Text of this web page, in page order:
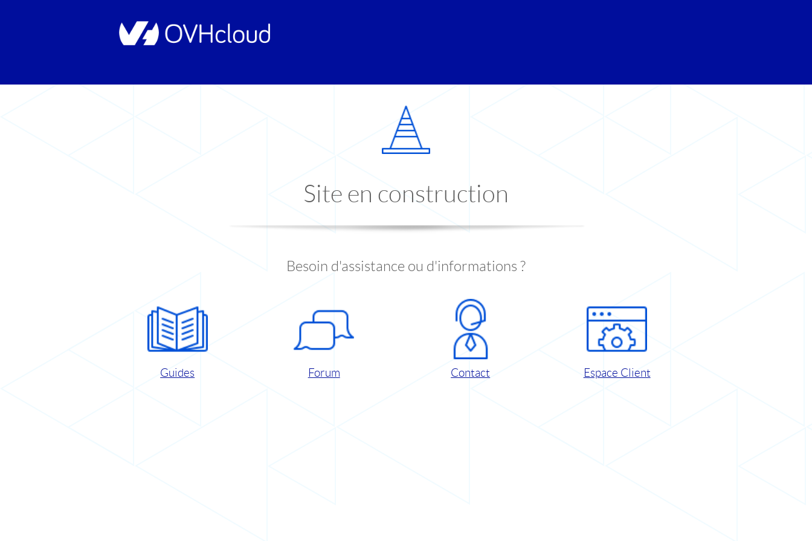
Site en construction
Besoin d'assistance ou d'informations ?
Guides Forum Contact Espace Client